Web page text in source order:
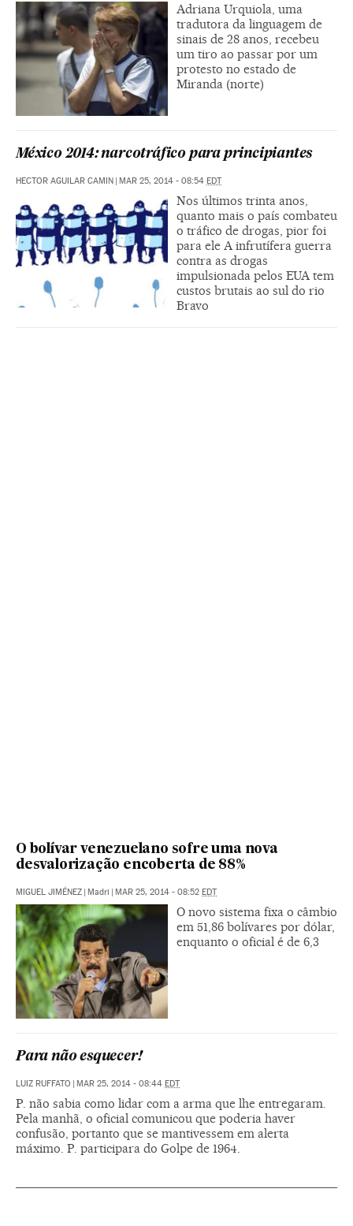
Adriana Urquiola, uma
tradutora da linguagem de
sinais de 28 anos, recebeu
um tiro ao passar por um
protesto no estado de
Miranda (norte)
México 2014: narcotráfico para principiantes
HECTOR AGUILAR CAMIN | MAR 25, 2014 - 08:54 EDT
Nos últimos trinta anos,
quanto mais o país combateu
o tráfico de drogas, pior foi
para ele A infrutífera guerra
contra as drogas
impulsionada pelos EUA tem
custos brutais ao sul do rio
Bravo
O bolívar venezuelano sofre uma nova
desvalorização encoberta de 88%
MIGUEL JIMÉNEZ | Madri | MAR 25, 2014 - 08:52 EDT
O novo sistema fixa o câmbio
em 51,86 bolívares por dólar,
enquanto o oficial é de 6,3
Para não esquecer!
LUIZ RUFFATO | MAR 25, 2014 - 08:44 EDT
P. não sabia como lidar com a arma que lhe entregaram.
Pela manhã, o oficial comunicou que poderia haver
confusão, portanto que se mantivessem em alerta
máximo. P. participara do Golpe de 1964.